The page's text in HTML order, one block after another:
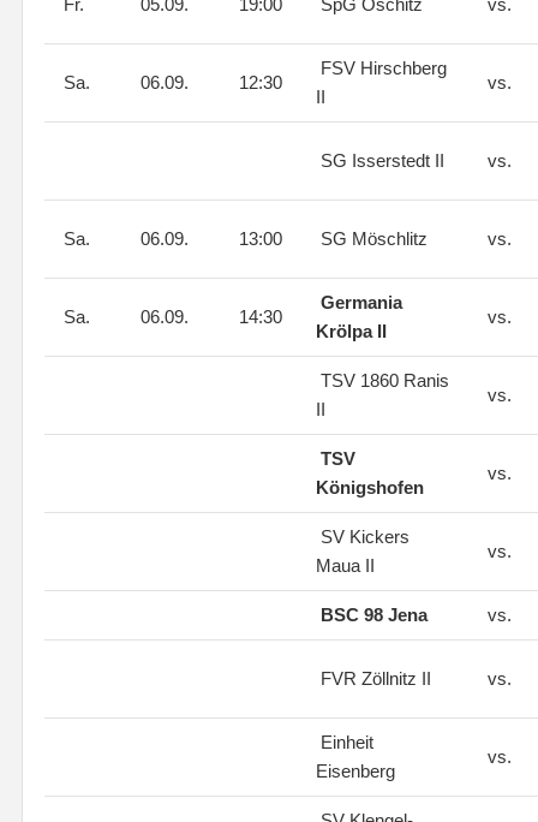
Fr. 05.09. 19:00 SpG Oschitz vs.
Sa. 06.09. 12:30
FSV Hirschberg
II
vs.
SG Isserstedt II vs.
Sa. 06.09. 13:00 SG Möschlitz vs.
Sa. 06.09. 14:30
Germania
Krölpa II
vs.
TSV 1860 Ranis
II
vs.
TSV
Königshofen
vs.
SV Kickers
Maua II
vs.
BSC 98 Jena vs.
FVR Zöllnitz II vs.
Einheit
Eisenberg
vs.